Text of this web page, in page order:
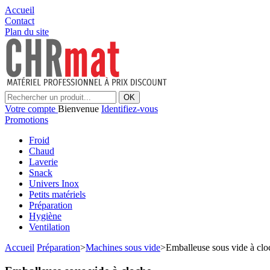
Accueil
Contact
Plan du site
OK
Votre compte Bienvenue Identifiez-vous
Promotions
Froid
Chaud
Laverie
Snack
Univers Inox
Petits matériels
Préparation
Hygiène
Ventilation
Accueil Préparation>Machines sous vide>Emballeuse sous vide à